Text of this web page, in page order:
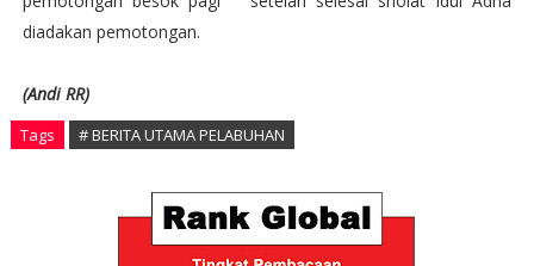
diadakan pemotongan.
(Andi RR)
Tags # BERITA UTAMA PELABUHAN